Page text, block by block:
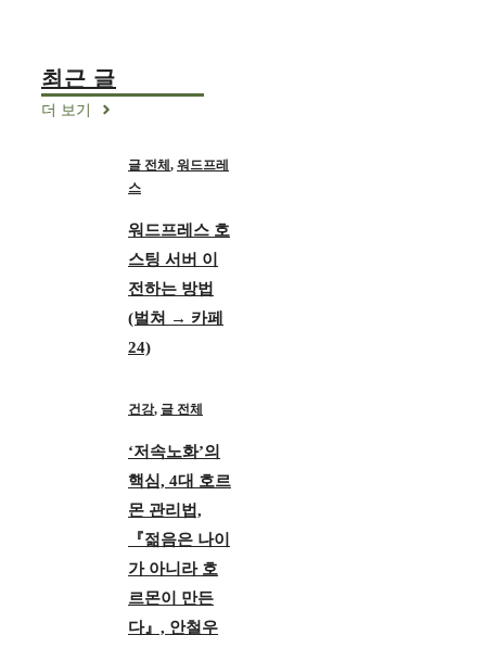
최근 글
더 보기
글 전체, 워드프레
스
워드프레스 호
스팅 서버 이
전하는 방법
(벌쳐 → 카페
24)
건강, 글 전체
‘저속노화’의
핵심, 4대 호르
몬 관리법,
『젊음은 나이
가 아니라 호
르몬이 만든
다』, 안철우